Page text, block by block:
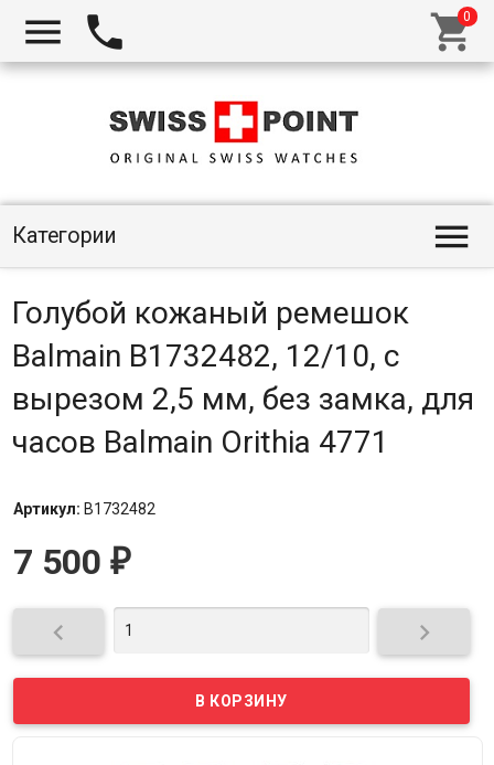
  
Категории 
Голубой кожаный ремешок
Balmain B1732482, 12/10, с
вырезом 2,5 мм, без замка, для
часов Balmain Orithia 4771
Артикул: B1732482
7 500 ₽
 